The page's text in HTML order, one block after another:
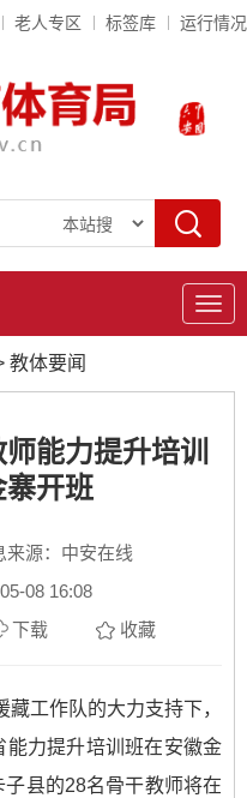
老人专区 标签库 运行情况
导
教体要闻
能力提升培训
开班
来源：中安在线
08 16:08
下载 收藏
工作队的大力支持下，
力提升培训班在安徽金
县的28名骨干教师将在